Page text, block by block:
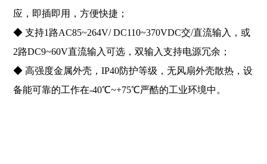
应，即插即用，方便快捷；
◆ 支持1路AC85~264V/ DC110~370VDC交/直流输入，或
2路DC9~60V直流输入可选，双输入支持电源冗余；
◆ 高强度金属外壳，IP40防护等级，无风扇外壳散热，设
备能可靠的工作在-40℃~+75℃严酷的工业环境中。